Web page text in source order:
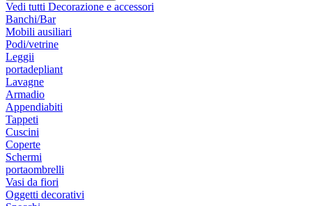
Vedi tutti Decorazione e accessori
Banchi/Bar
Mobili ausiliari
Podi/vetrine
Leggii
portadepliant
Lavagne
Armadio
Appendiabiti
Tappeti
Cuscini
Coperte
Schermi
portaombrelli
Vasi da fiori
Oggetti decorativi